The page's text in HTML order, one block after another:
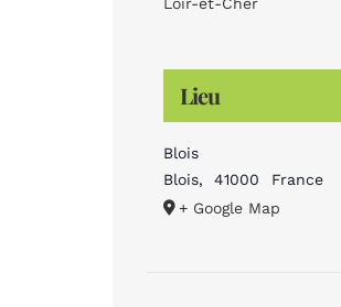
Lieu
Blois
Blois, 41000
France
+ Google Map